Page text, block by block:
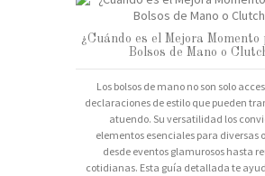
¿Cuándo es el Mejora
Bolsos de Mano o
Los bolsos de mano no son solo
declaraciones de estilo que pueden
atuendo. Su versatilidad los
elementos esenciales para diversas
desde eventos glamurosos hasta
cotidianas. Esta guía detallada te